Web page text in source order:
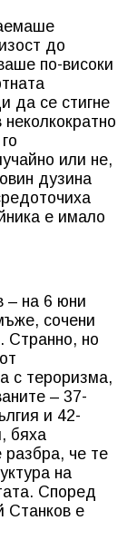
до
по-високи
да се стигне
или не,
дузина
е имало
– на 6 юни
сочени
Странно, но
с тероризма,
– 37-
и 42-
бяха
разбра, че те
на
Според
Станков е